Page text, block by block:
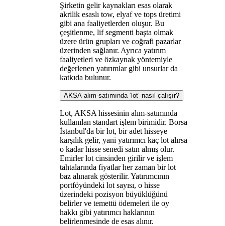
Şirketin gelir kaynakları esas olarak
akrilik esaslı tow, elyaf ve tops üretimi
gibi ana faaliyetlerden oluşur. Bu
çeşitlenme, lif segmenti başta olmak
üzere ürün grupları ve coğrafi pazarlar
üzerinden sağlanır. Ayrıca yatırım
faaliyetleri ve özkaynak yöntemiyle
değerlenen yatırımlar gibi unsurlar da
katkıda bulunur.
AKSA alım-satımında ‘lot’ nasıl çalışır?
Lot, AKSA hissesinin alım-satımında
kullanılan standart işlem birimidir. Borsa
İstanbul'da bir lot, bir adet hisseye
karşılık gelir, yani yatırımcı kaç lot alırsa
o kadar hisse senedi satın almış olur.
Emirler lot cinsinden girilir ve işlem
tahtalarında fiyatlar her zaman bir lot
baz alınarak gösterilir. Yatırımcının
portföyündeki lot sayısı, o hisse
üzerindeki pozisyon büyüklüğünü
belirler ve temettü ödemeleri ile oy
hakkı gibi yatırımcı haklarının
belirlenmesinde de esas alınır.